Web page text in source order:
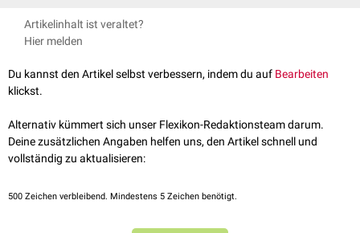
Bei thixotropen Systemen sinkt die Viskosität mit steigender
Krafteinwirkung
langsam wieder auf und die Viskosität erhöht sich wieder.
Thixotropie ist ein
Ein alltägliches Beispiel für Thixotropie ist Ketchup, der sich in einer
Flasche festsetzt und erst durch Klopfen oder Schütteln verflüssigt wird.
Artikelinhalt ist veraltet?
Hier melden
Du kannst den Artikel selbst verbessern, indem du auf Bearbeiten
klickst.
Alternativ kümmert sich unser Flexikon-Redaktionsteam darum.
Deine zusätzlichen Angaben helfen uns, den Artikel schnell und
vollständig zu aktualisieren:
500 Zeichen verbleibend. Mindestens 5 Zeichen benötigt.